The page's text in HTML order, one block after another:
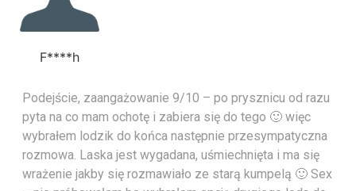
F****h
Podejście, zaangażowanie 9/10 – po prysznicu od razu
pyta na co mam ochotę i zabiera się do tego 🙂 więc
wybrałem lodzik do końca następnie przesympatyczna
rozmowa. Laska jest wygadana, uśmiechnięta i ma się
wrażenie jakby się rozmawiało ze starą kumpelą 🙂 Sex